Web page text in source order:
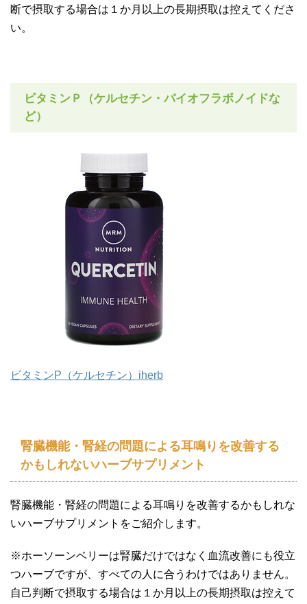
断で摂取する場合は１か月以上の長期摂取は控えてくださ
い。
ビタミンＰ（ケルセチン・バイオフラボノイドな
ど）
ビタミンP（ケルセチン）iherb
腎臓機能・腎経の問題による耳鳴りを改善する
かもしれないハーブサプリメント
腎臓機能・腎経の問題による耳鳴りを改善するかもしれな
いハーブサプリメントをご紹介します。
※ホーソーンベリーは腎臓だけではなく血流改善にも役立
つハーブですが、すべての人に合うわけではありません。
自己判断で摂取する場合は１か月以上の長期摂取は控えて